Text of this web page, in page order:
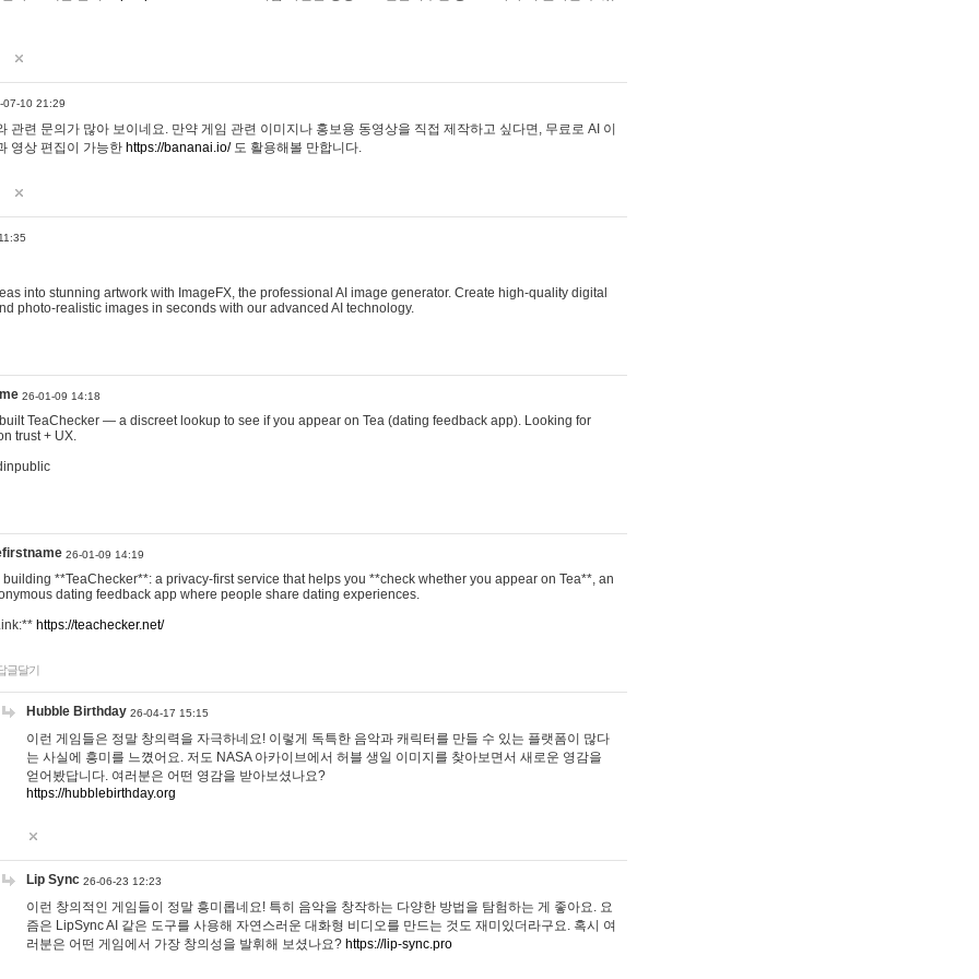
07-10 21:29
관련 문의가 많아 보이네요. 만약 게임 관련 이미지나 홍보용 동영상을 직접 제작하고 싶다면, 무료로 AI 이
영상 편집이 가능한 https://bananai.io/도 활용해볼 만합니다.
into stunning artwork with ImageFX, the professional AI image generator. Create high-quality digital
photo-realistic images in seconds with our advanced AI technology.
26-01-09 14:18
TeaChecker — a discreet lookup to see if you appear on Tea (dating feedback app). Looking for
trust + UX.
26-01-09 14:19
building **TeaChecker**: a privacy-first service that helps you **check whether you appear on Tea**, an
dating feedback app where people share dating experiences.
https://teachecker.net/
글달기
Hubble Birthday 26-04-17 15:15
이런 게임들은 정말 창의력을 자극하네요! 이렇게 독특한 음악과 캐릭터를 만들 수 있는 플랫폼이 많다
는 사실에 흥미를 느꼈어요. 저도 NASA 아카이브에서 허블 생일 이미지를 찾아보면서 새로운 영감을
얻어봤답니다. 여러분은 어떤 영감을 받아보셨나요?
https://hubblebirthday.org
Lip Sync 26-06-23 12:23
이런 창의적인 게임들이 정말 흥미롭네요! 특히 음악을 창작하는 다양한 방법을 탐험하는 게 좋아요. 요
즘은 LipSync AI 같은 도구를 사용해 자연스러운 대화형 비디오를 만드는 것도 재미있더라구요. 혹시 여
러분은 어떤 게임에서 가장 창의성을 발휘해 보셨나요? https://lip-sync.pro